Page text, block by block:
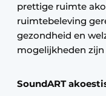
prettige ruimte
ruimtebeleving
gezondheid en
mogelijkheden
SoundART